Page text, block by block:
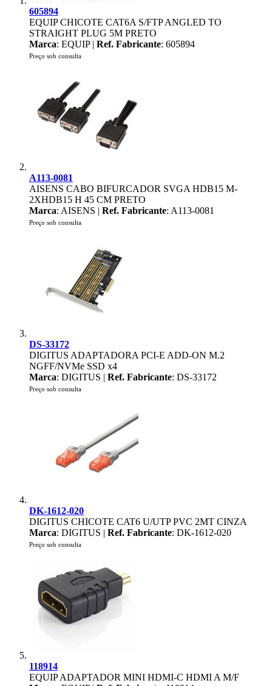
605894
EQUIP CHICOTE CAT6A S/FTP ANGLED TO
STRAIGHT PLUG 5M PRETO
Marca: EQUIP | Ref. Fabricante: 605894
Preço sob consulta
A113-0081
AISENS CABO BIFURCADOR SVGA HDB15 M-
2XHDB15 H 45 CM PRETO
Marca: AISENS | Ref. Fabricante: A113-0081
Preço sob consulta
DS-33172
DIGITUS ADAPTADORA PCI-E ADD-ON M.2
NGFF/NVMe SSD x4
Marca: DIGITUS | Ref. Fabricante: DS-33172
Preço sob consulta
DK-1612-020
DIGITUS CHICOTE CAT6 U/UTP PVC 2MT CINZA
Marca: DIGITUS | Ref. Fabricante: DK-1612-020
Preço sob consulta
118914
EQUIP ADAPTADOR MINI HDMI-C HDMI A M/F